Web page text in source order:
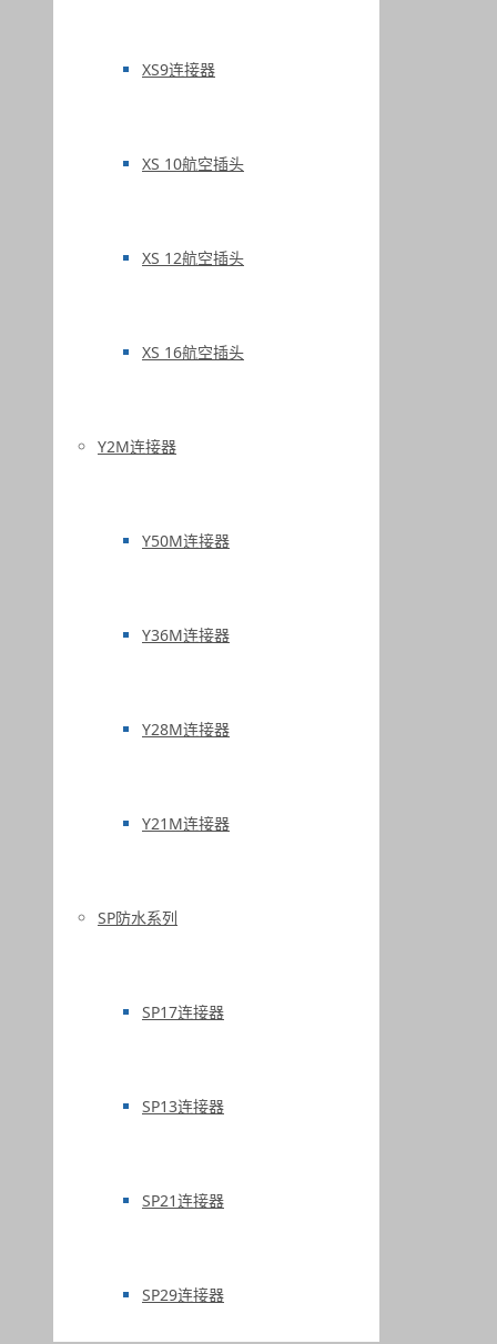
XS9连接器
XS 10航空插头
XS 12航空插头
XS 16航空插头
Y2M连接器
Y50M连接器
Y36M连接器
Y28M连接器
Y21M连接器
SP防水系列
SP17连接器
SP13连接器
SP21连接器
SP29连接器